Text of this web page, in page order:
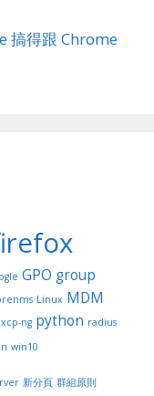
搞得跟 Chrome
GPO group
Linux MDM
ng python radius
win10
新分頁 群組原則